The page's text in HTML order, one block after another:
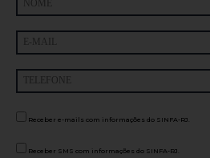
Receber e-mails com informações do SINFA-RJ.
Receber SMS com informações do SINFA-RJ.